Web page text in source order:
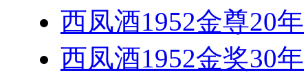
西凤酒1952金尊20年
西凤酒1952金奖30年